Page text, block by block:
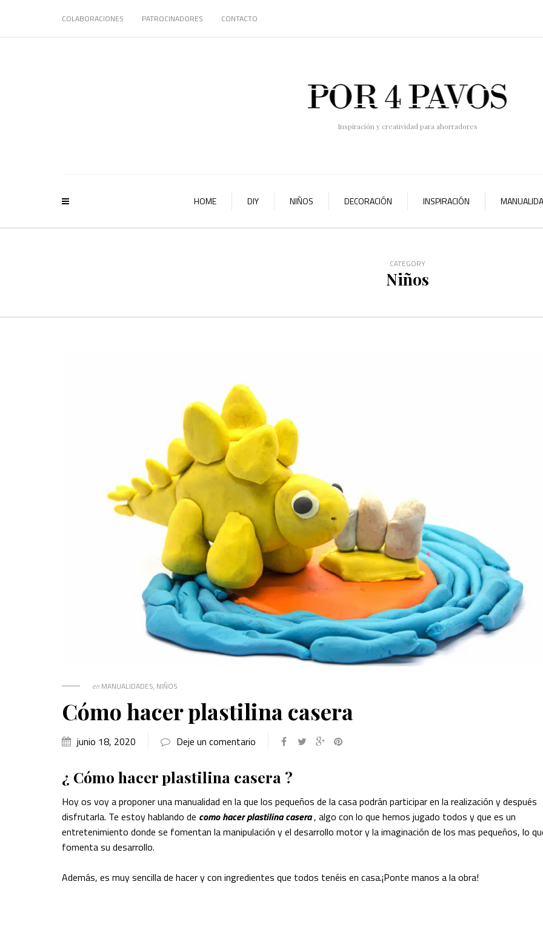
COLABORACIONES PATROCINADORES CONTACTO
Inspiración y creatividad para ahorradores
HOME DIY NIÑOS DECORACIÓN INSPIRACIÓN
CATEGORY
Niños
en MANUALIDADES, NIÑOS
Cómo hacer plastilina casera
junio 18, 2020 Deje un comentario
¿ Cómo hacer plastilina casera ?
Hoy os voy a proponer una manualidad en la que los pequeños de la casa podrán participar en la realización y después
disfrutarla. Te estoy hablando de como hacer plastilina casera, algo con lo que hemos jugado todos y que es un
entretenimiento donde se fomentan la manipulación y el desarrollo motor y la imaginación de los mas pequeños, lo
fomenta su desarrollo.
Además, es muy sencilla de hacer y con ingredientes que todos tenéis en casa.¡Ponte manos a la obra!